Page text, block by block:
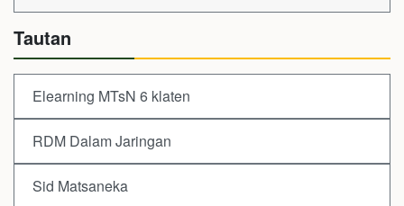
Tautan
Elearning MTsN 6 klaten
RDM Dalam Jaringan
Sid Matsaneka